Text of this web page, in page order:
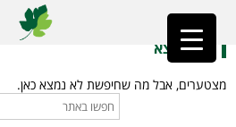
ראשי»שרונה מרקט
לא נמצא
מצטערים, אבל מה שחיפשת לא נמצא כאן.